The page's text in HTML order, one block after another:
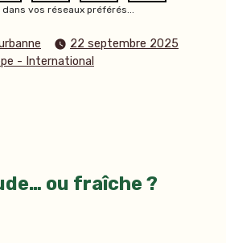
dans vos réseaux préférés...
22 septembre 2025
- International
:
ou fraîche ?